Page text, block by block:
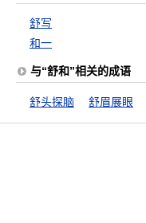
舒写
和一
与“舒和”相关的成语
舒头探脑 舒眉展眼